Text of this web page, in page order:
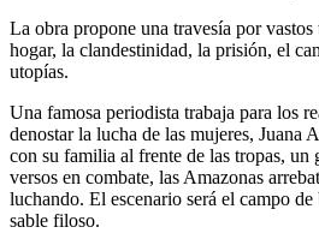
La obra propone una travesía por
hogar, la clandestinidad, la prisión, el
utopías.
Una famosa periodista trabaja para los
denostar la lucha de las mujeres, Juana
con su familia al frente de las tropas, un
versos en combate, las Amazonas
luchando. El escenario será el campo
sable filoso.